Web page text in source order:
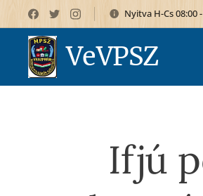
Nyitva H-Cs 08:00
VeVPSZ
Ifjú